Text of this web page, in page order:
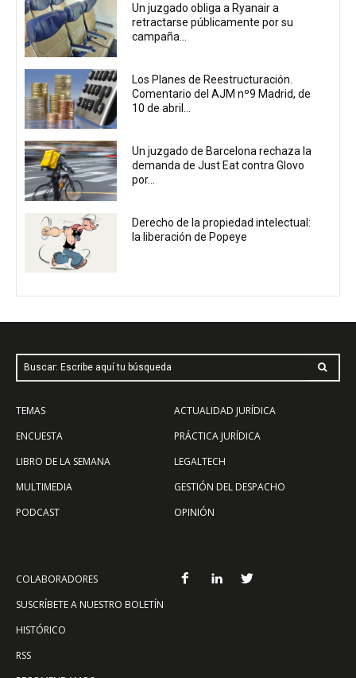
Un juzgado obliga a Ryanair a
retractarse públicamente por su
campaña...
Los Planes de Reestructuración.
Comentario del AJM nº9 Madrid, de
10 de abril...
Un juzgado de Barcelona rechaza la
demanda de Just Eat contra Glovo
por...
Derecho de la propiedad intelectual:
la liberación de Popeye
Buscar: Escribe aquí tu búsqueda
TEMAS
ENCUESTA
LIBRO DE LA SEMANA
MULTIMEDIA
PODCAST
ACTUALIDAD JURÍDICA
PRÁCTICA JURÍDICA
LEGALTECH
GESTIÓN DEL DESPACHO
OPINIÓN
COLABORADORES
SUSCRÍBETE A NUESTRO BOLETÍN
HISTÓRICO
RSS